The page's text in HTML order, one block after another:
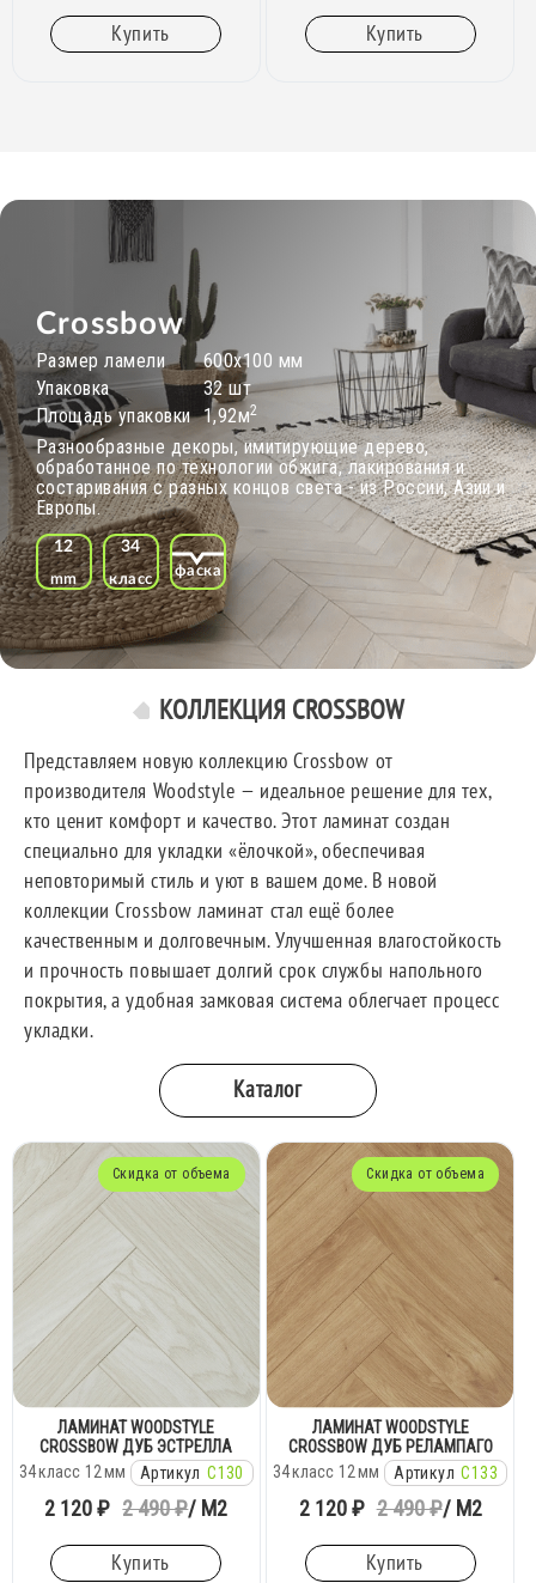
Купить Купить
Crossbow
Размер ламели
Упаковка
Площадь упаковки
600х100 мм
32 шт
1,92м2
Разнообразные декоры, имитирующие дерево,
обработанное по технологии обжига, лакирования и
состаривания с разных концов света - из России, Азии и
Европы.
12
mm
34
класс
фаска
КОЛЛЕКЦИЯ CROSSBOW
Представляем новую коллекцию Crossbow от
производителя Woodstyle — идеальное решение для тех,
кто ценит комфорт и качество. Этот ламинат создан
специально для укладки «ёлочкой», обеспечивая
неповторимый стиль и уют в вашем доме. В новой
коллекции Crossbow ламинат стал ещё более
качественным и долговечным. Улучшенная влагостойкость
и прочность повышает долгий срок службы напольного
покрытия, а удобная замковая система облегчает процесс
укладки.
Каталог
Скидка от объема
ЛАМИНАТ WOODSTYLE
CROSSBOW ДУБ ЭСТРЕЛЛА
Артикул C130
класс
34 мм
12
2 120 ₽ 2 490 ₽/ М2
Купить
Скидка от объема
ЛАМИНАТ WOODSTYLE
CROSSBOW ДУБ РЕЛАМПАГО
Артикул C133
класс
34 мм
12
2 120 ₽ 2 490 ₽/ М2
Купить